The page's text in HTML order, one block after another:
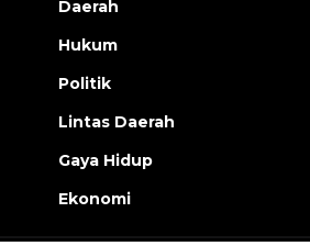
Daerah
Hukum
Politik
Lintas Daerah
Gaya Hidup
Ekonomi